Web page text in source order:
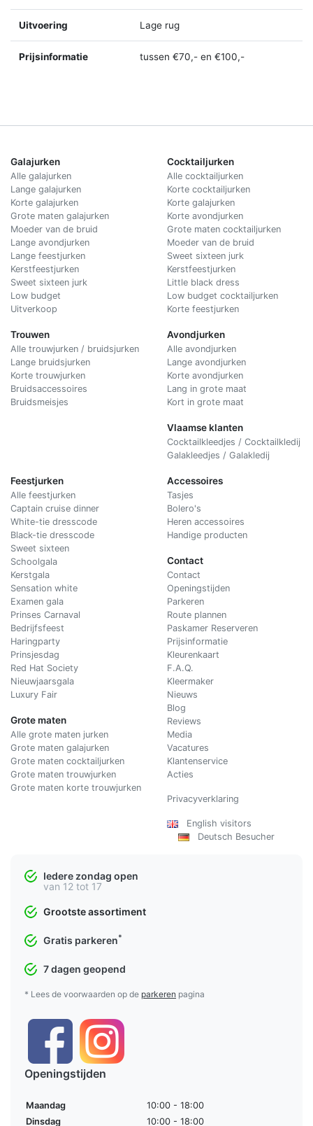
Uitvoering Lage rug
Prijsinformatie tussen €70,- en €100,-
Galajurken
Alle galajurken
Lange galajurken
Korte galajurken
Grote maten galajurken
Moeder van de bruid
Lange avondjurken
Lange feestjurken
Kerstfeestjurken
Sweet sixteen jurk
Low budget
Uitverkoop
Trouwen
Alle trouwjurken / bruidsjurken
Lange bruidsjurken
Korte trouwjurken
Bruidsaccessoires
Bruidsmeisjes
Cocktailjurken
Alle cocktailjurken
Korte cocktailjurken
Korte galajurken
Korte avondjurken
Grote maten cocktailjurken
Moeder van de bruid
Sweet sixteen jurk
Kerstfeestjurken
Little black dress
Low budget cocktailjurken
Korte feestjurken
Avondjurken
Alle avondjurken
Lange avondjurken
Korte avondjurken
Lang in grote maat
Kort in grote maat
Vlaamse klanten
Cocktailkleedjes / Cocktailkledij
Galakleedjes / Galakledij
Feestjurken
Alle feestjurken
Captain cruise dinner
White-tie dresscode
Black-tie dresscode
Sweet sixteen
Schoolgala
Kerstgala
Sensation white
Examen gala
Prinses Carnaval
Bedrijfsfeest
Haringparty
Prinsjesdag
Red Hat Society
Nieuwjaarsgala
Luxury Fair
Grote maten
Alle grote maten jurken
Grote maten galajurken
Grote maten cocktailjurken
Grote maten trouwjurken
Grote maten korte trouwjurken
Accessoires
Tasjes
Bolero's
Heren accessoires
Handige producten
Contact
Contact
Openingstijden
Parkeren
Route plannen
Paskamer Reserveren
Prijsinformatie
Kleurenkaart
F.A.Q.
Kleermaker
Nieuws
Blog
Reviews
Media
Vacatures
Klantenservice
Acties
Privacyverklaring
English visitors
Deutsch Besucher
Iedere zondag open
van 12 tot 17
Grootste assortiment
Gratis parkeren*
7 dagen geopend
* Lees de voorwaarden op de parkeren pagina
Openingstijden
Maandag
10:00 - 18:00
Dinsdag
10:00 - 18:00